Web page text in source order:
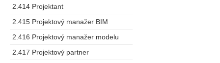
2.414 Projektant
2.415 Projektový manažer BIM
2.416 Projektový manažer modelu
2.417 Projektový partner